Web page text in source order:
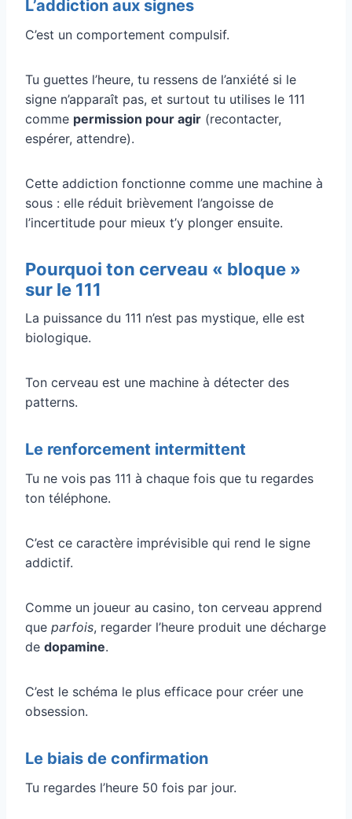
L’addiction aux signes
C’est un comportement compulsif.
Tu guettes l’heure, tu ressens de l’anxiété si le
signe n’apparaît pas, et surtout tu utilises le 111
comme permission pour agir (recontacter,
espérer, attendre).
Cette addiction fonctionne comme une machine à
sous : elle réduit brièvement l’angoisse de
l’incertitude pour mieux t’y plonger ensuite.
Pourquoi ton cerveau « bloque »
sur le 111
La puissance du 111 n’est pas mystique, elle est
biologique.
Ton cerveau est une machine à détecter des
patterns.
Le renforcement intermittent
Tu ne vois pas 111 à chaque fois que tu regardes
ton téléphone.
C’est ce caractère imprévisible qui rend le signe
addictif.
Comme un joueur au casino, ton cerveau apprend
que parfois, regarder l’heure produit une décharge
de dopamine.
C’est le schéma le plus efficace pour créer une
obsession.
Le biais de confirmation
Tu regardes l’heure 50 fois par jour.